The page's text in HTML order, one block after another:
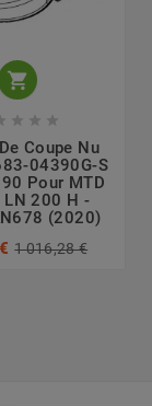

  
Coupe Nu
04390G-S
Pour MTD
LN 200 H -
(2020)
1 016,28 €